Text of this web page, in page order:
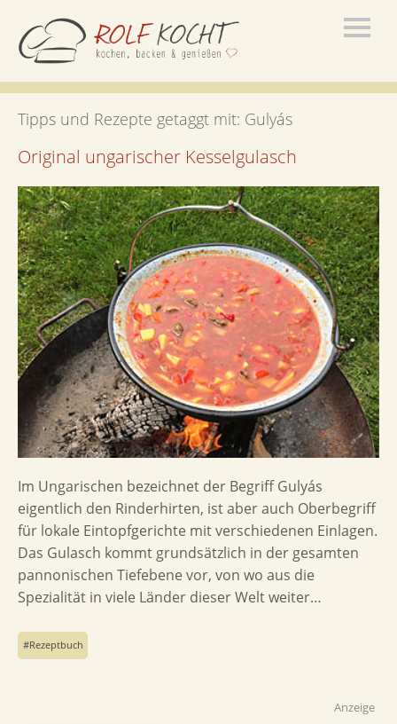
Tipps und Rezepte getaggt mit: Gulyás
Original ungarischer Kesselgulasch
Im Ungarischen bezeichnet der Begriff Gulyás
eigentlich den Rinderhirten, ist aber auch Oberbegriff
für lokale Eintopfgerichte mit verschiedenen Einlagen.
Das Gulasch kommt grundsätzlich in der gesamten
pannonischen Tiefebene vor, von wo aus die
Spezialität in viele Länder dieser Welt weiter…
Rezeptbuch
Anzeige